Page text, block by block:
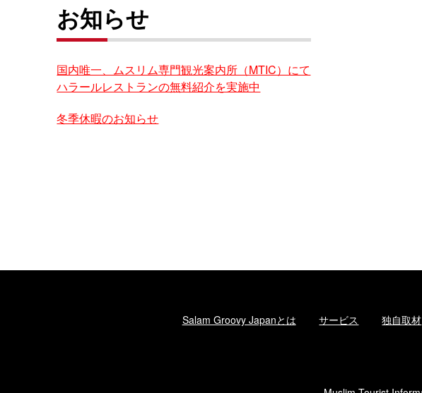
お知らせ
国内唯一、ムスリム専門観光案内所（MTIC）にて
ハラールレストランの無料紹介を実施中
冬季休暇のお知らせ
Salam Groovy Japanとは サービス 独自取材